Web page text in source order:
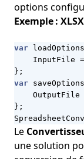
options
Exemple :
var loadOptions
InputFile =
};
var saveOptions
OutputFile
};
Le
une solution